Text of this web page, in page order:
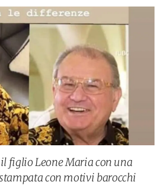
figlio Leone Maria con una
con motivi barocchi